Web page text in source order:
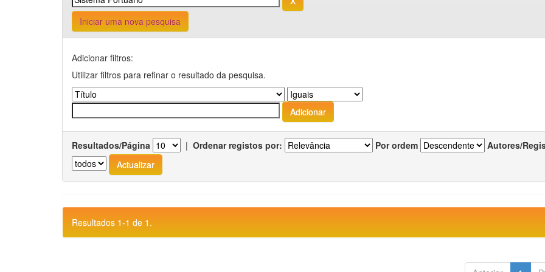
Iniciar uma nova pesquisa
Adicionar filtros:
Utilizar filtros para refinar o resultado da pesquisa.
Resultados/Página | Ordenar registos por: Por ordem Autores/
Resultados 1-1 de 1.